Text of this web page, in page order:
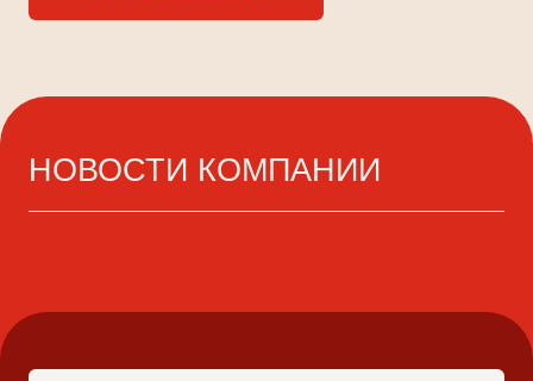
НОВОСТИ КОМПАНИИ